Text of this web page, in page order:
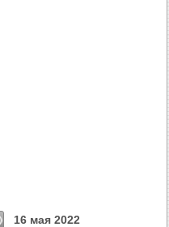
16 мая 2022